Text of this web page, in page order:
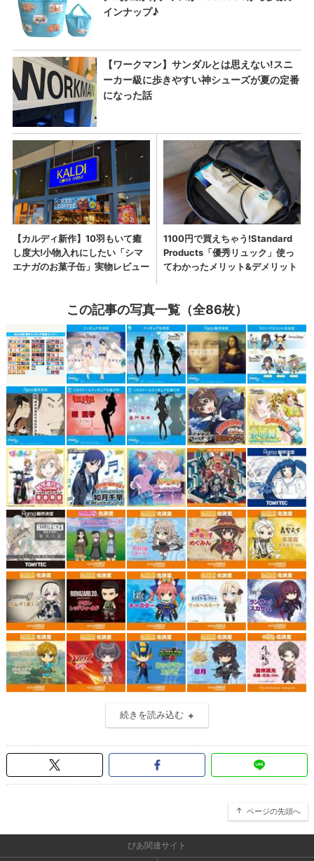
この記事の写真一覧（全86枚）
続きを読み込む
ページの先頭へ
ぴあ関連サイト